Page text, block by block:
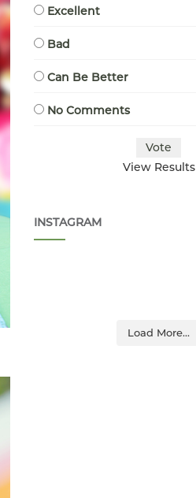
Excellent
Bad
Can Be Better
No Comments
View Results
INSTAGRAM
Load More...